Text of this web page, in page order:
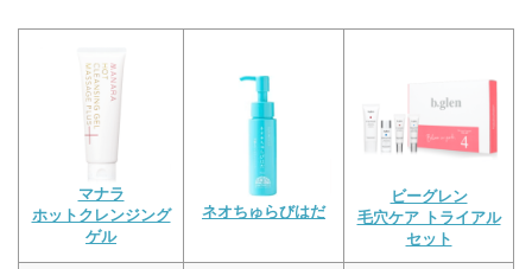
マナラ
ホットクレンジング
ゲル
ネオちゅらびはだ
ビーグレン
毛穴ケア トライアル
セット